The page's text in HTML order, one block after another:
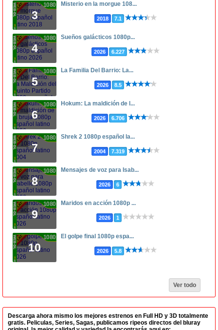
3
1080p Misterio en la morgue 108...
2018 7.1
4
1080p Sueños galácticos 1080p...
2026 6.227
5
1080p La Familia Del Barrio: La...
2026 8.5
6
1080p Hokum: La maldición de l...
2026 6.706
7
1080p Shrek 2 1080p español la...
2004 7.319
8
1080p Mensajes de voz para Isab...
2026 6
9
1080p Maridos en acción 1080p ...
2026 1
10
1080p El golpe final 1080p espa...
2026 5.8
Ver todo
Descarga ahora mismo los mejores estrenos en Full HD y 3D totalmente
gratis. Peliculas, Series, Sagas, publicamos ripeos directos del bluray